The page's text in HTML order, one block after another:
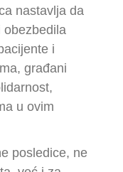
nastavlja da
obezbedila
i
građani
u ovim
posledice, ne